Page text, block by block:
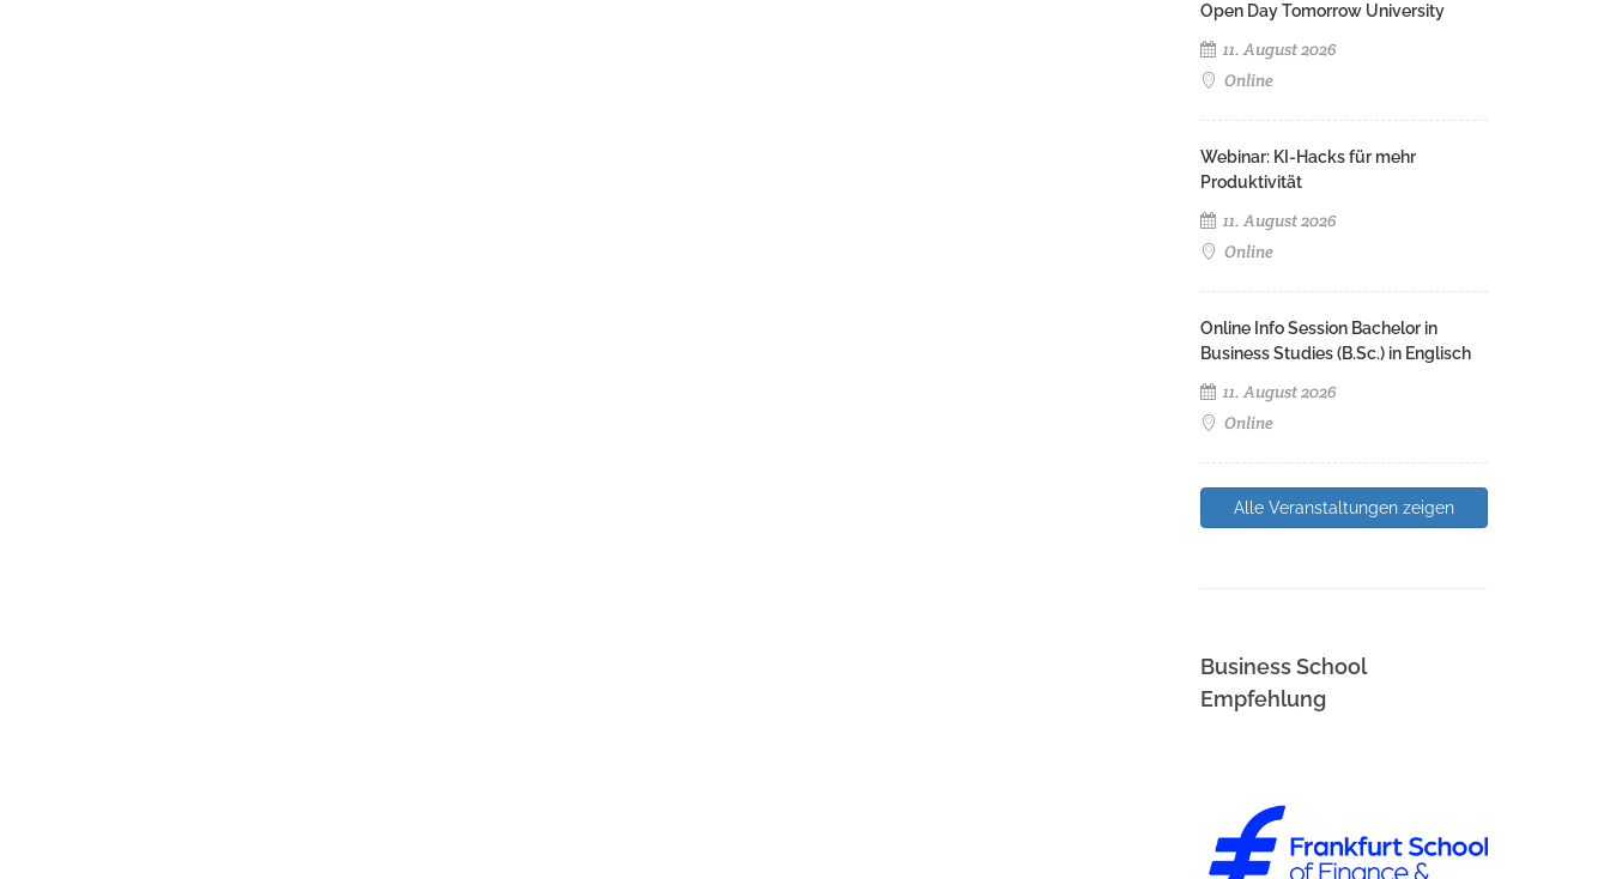
Open Day Tomorrow University
11. August 2026
Online
Webinar: KI-Hacks für mehr
Produktivität
11. August 2026
Online
Online Info Session Bachelor in
Business Studies (B.Sc.) in Englisch
11. August 2026
Online
Alle Veranstaltungen zeigen
Business School
Empfehlung